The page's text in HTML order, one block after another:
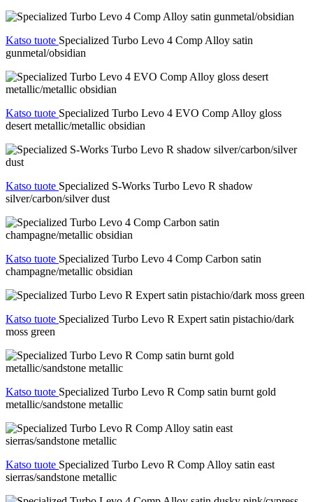
Katso tuote Specialized Turbo Levo 4 Comp Alloy satin
gunmetal/obsidian
Katso tuote Specialized Turbo Levo 4 EVO Comp Alloy gloss
desert metallic/metallic obsidian
Katso tuote Specialized S-Works Turbo Levo R shadow
silver/carbon/silver dust
Katso tuote Specialized Turbo Levo 4 Comp Carbon satin
champagne/metallic obsidian
Katso tuote Specialized Turbo Levo R Expert satin pistachio/dark
moss green
Katso tuote Specialized Turbo Levo R Comp satin burnt gold
metallic/sandstone metallic
Katso tuote Specialized Turbo Levo R Comp Alloy satin east
sierras/sandstone metallic